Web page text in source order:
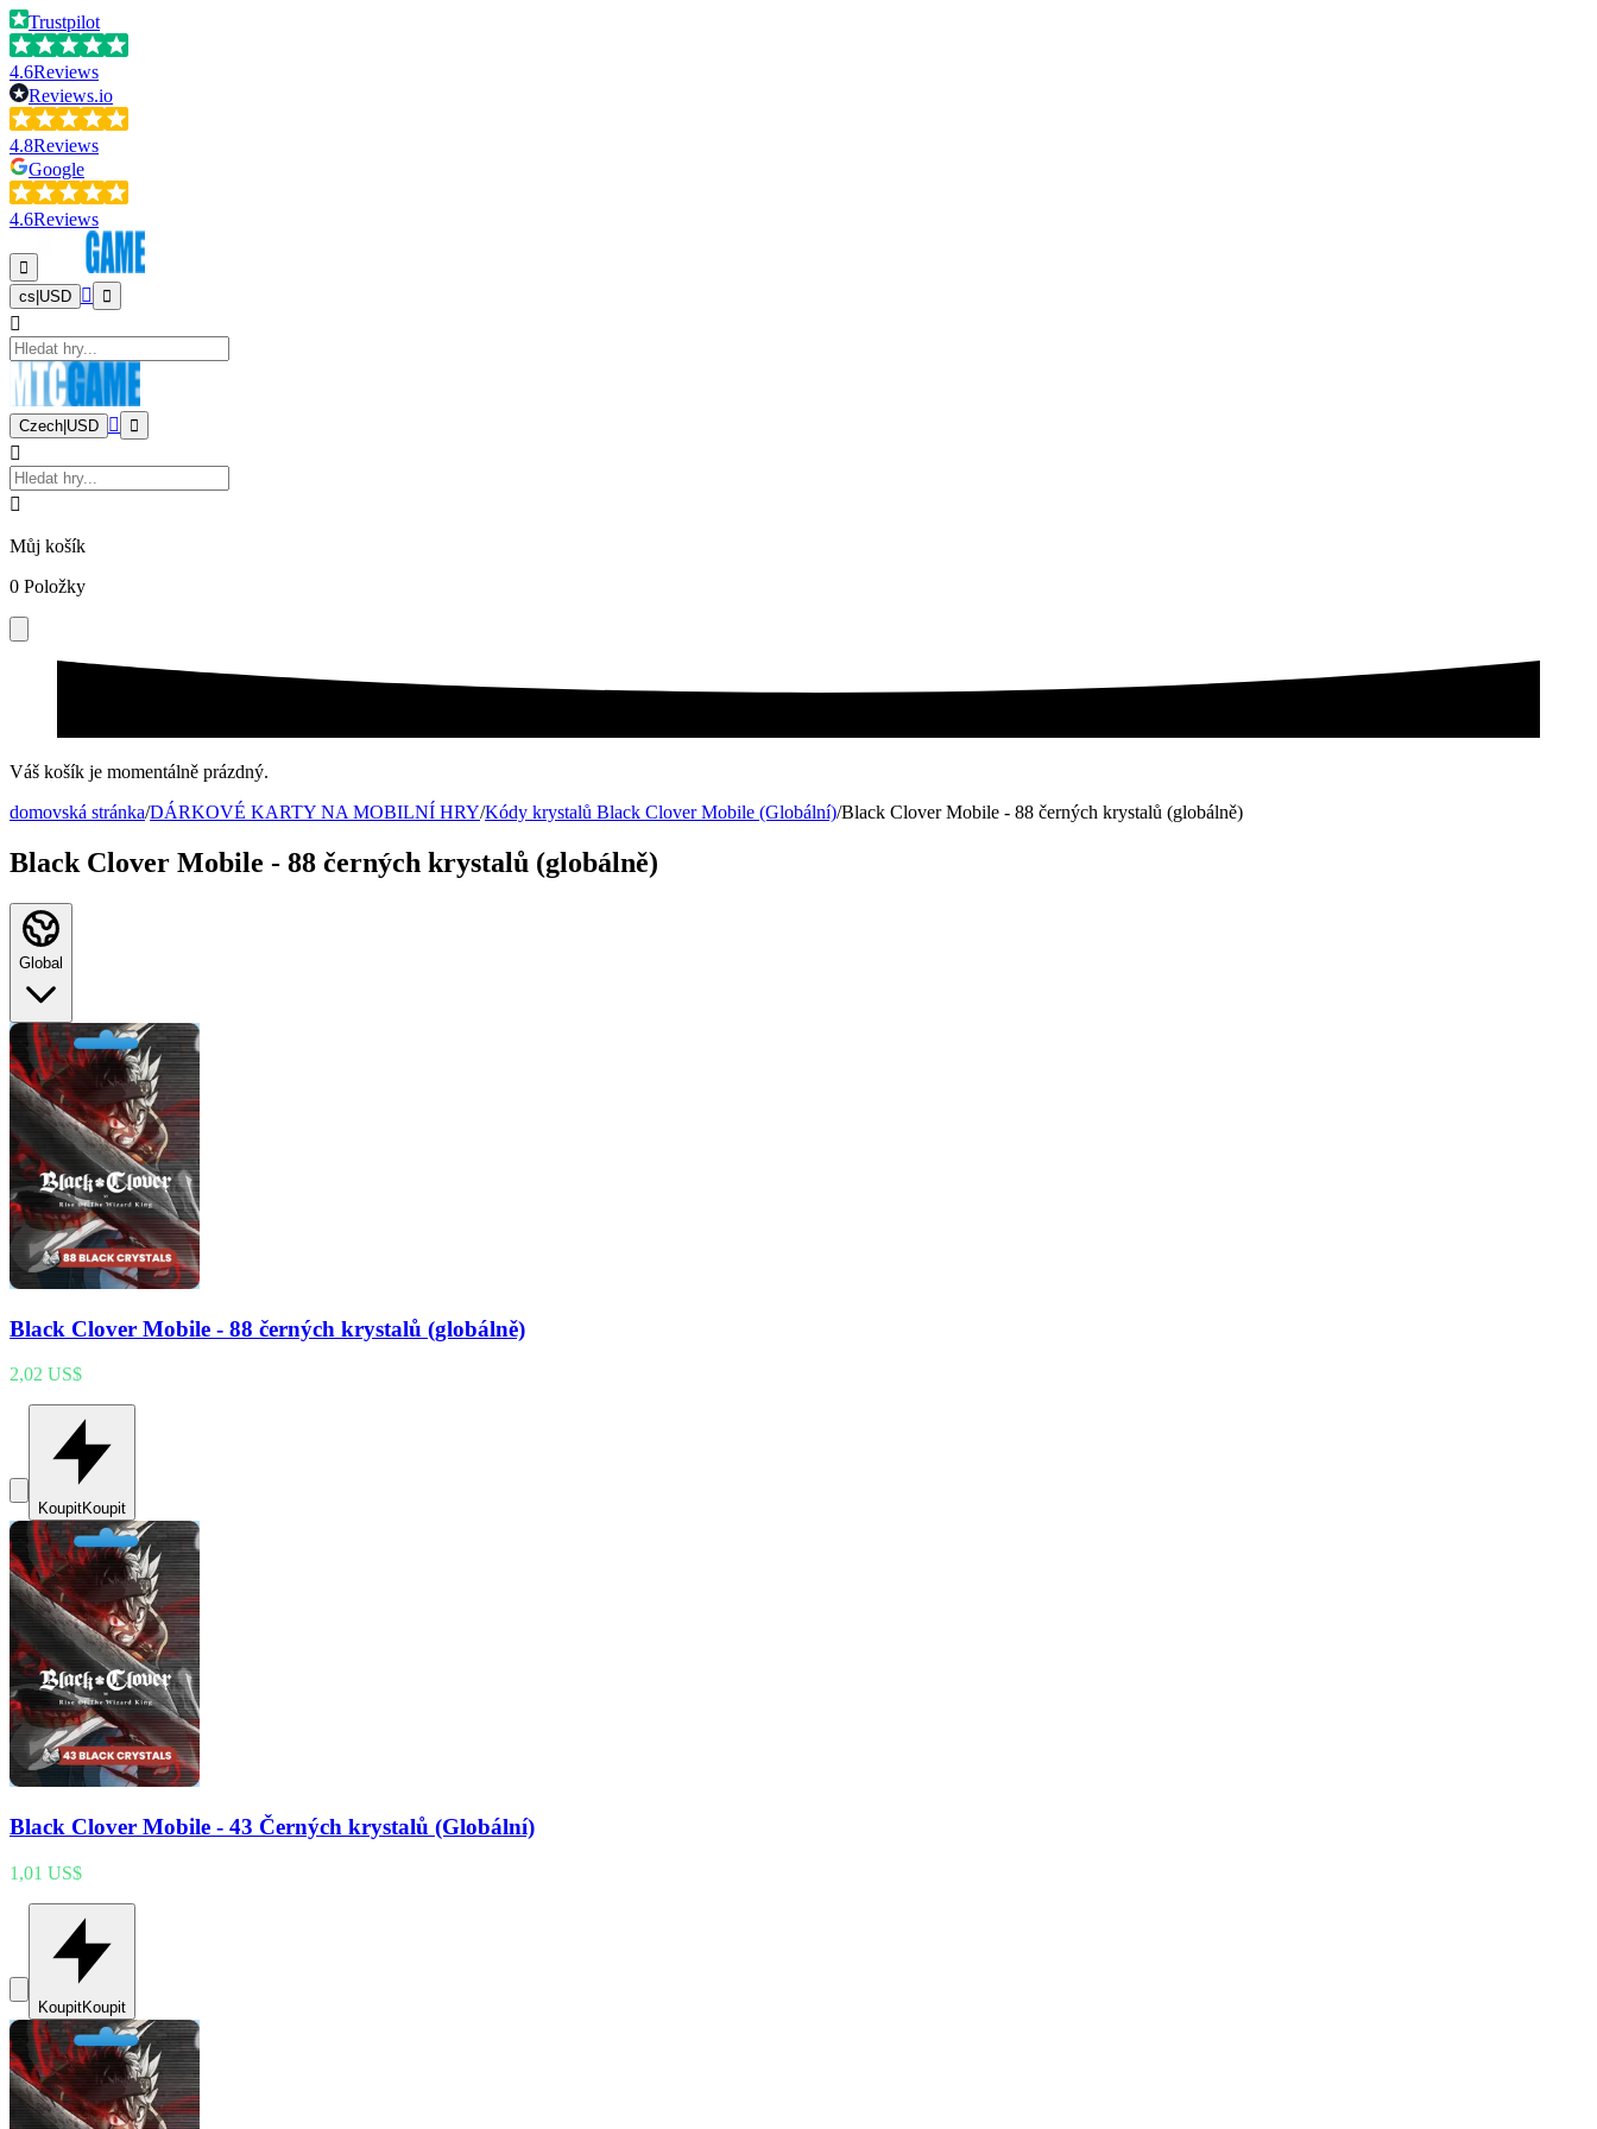
Trustpilot
4.6Reviews
Reviews.io
4.8Reviews
Google
4.6Reviews
cs USD
Czech USD
Můj košík
0 Položky
Váš košík je momentálně prázdný.
domovská stránka/DÁRKOVÉ KARTY NA MOBILNÍ HRY/Kódy krystalů Black Clover Mobile (Globální)/Black Clover Mobile - 88 černých krystalů (globálně)
Black Clover Mobile - 88 černých krystalů (globálně)
Global
Black Clover Mobile - 88 černých krystalů (globálně)
2,02 US$
KoupitKoupit
Black Clover Mobile - 43 Černých krystalů (Globální)
1,01 US$
KoupitKoupit